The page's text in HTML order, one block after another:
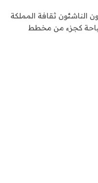
ثقافة المملكة
كجزء من مخطط